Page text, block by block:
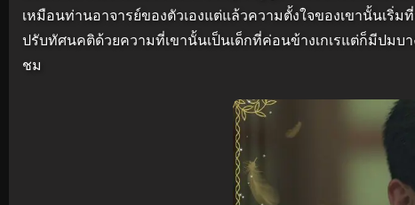
เหมือนท่านอาจารย์ของตัวเองแต่แล้วความตั้งใจของเขานั้นเริ่
ปรับทัศนคติด้วยความที่เขานั้นเป็นเด็กที่ค่อนข้างเกเรแต่ก็มีปมบ
ชม